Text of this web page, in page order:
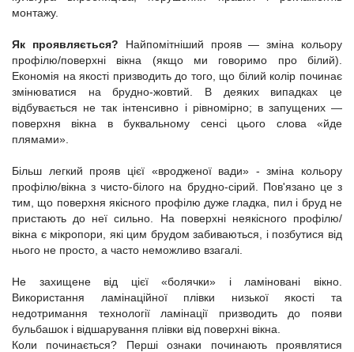
монтажу.
Як проявляється? Найпомітніший прояв — зміна кольору
профілю/поверхні вікна (якщо ми говоримо про білий).
Економія на якості призводить до того, що білий колір починає
змінюватися на брудно-жовтий. В деяких випадках це
відбувається не так інтенсивно і рівномірно; в запущених —
поверхня вікна в буквальному сенсі цього слова «йде
плямами».
Більш легкий прояв цієї «вродженої вади» - зміна кольору
профілю/вікна з чисто-білого на брудно-сірий. Пов'язано це з
тим, що поверхня якісного профілю дуже гладка, пил і бруд не
пристають до неї сильно. На поверхні неякісного профілю/
вікна є мікропори, які цим брудом забиваються, і позбутися від
нього не просто, а часто неможливо взагалі.
Не захищене від цієї «болячки» і ламіновані вікно.
Використання ламінаційної плівки низької якості та
недотримання технології ламінації призводить до появи
бульбашок і відшарування плівки від поверхні вікна.
Коли починається? Перші ознаки починають проявлятися